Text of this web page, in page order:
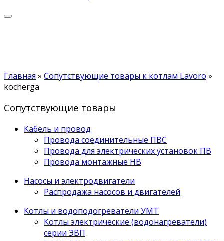
Главная » Сопутствующие товары к котлам Lavoro »
kocherga
Сопутствующие товары
Кабель и провод
Провода соединительные ПВС
Провода для электрических установок ПВ
Провода монтажные НВ
Насосы и электродвигатели
Распродажа насосов и двигателей
Котлы и водоподогреватели УМТ
Котлы электрические (водонагреватели)
серии ЭВП